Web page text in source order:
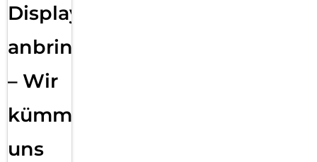
Displayfolie
anbringen
– Wir
kümmern
uns